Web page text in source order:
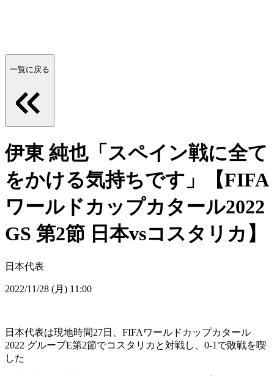
一覧に戻る
伊東 純也「スペイン戦に全て
をかける気持ちです」【FIFA
ワールドカップカタール2022
GS 第2節 日本vsコスタリカ】
日本代表
2022/11/28 (月) 11:00
日本代表は現地時間27日、FIFAワールドカップカタール
2022 グループE第2節でコスタリカと対戦し、0-1で敗戦を喫
した